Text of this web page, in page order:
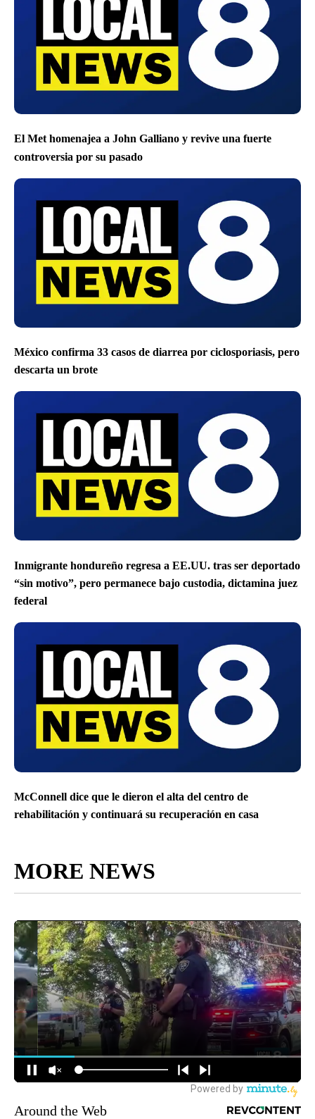
El Met homenajea a John Galliano y revive una fuerte
controversia por su pasado
México confirma 33 casos de diarrea por ciclosporiasis, pero
descarta un brote
Inmigrante hondureño regresa a EE.UU. tras ser deportado
“sin motivo”, pero permanece bajo custodia, dictamina juez
federal
McConnell dice que le dieron el alta del centro de
rehabilitación y continuará su recuperación en casa
MORE NEWS
Around the Web